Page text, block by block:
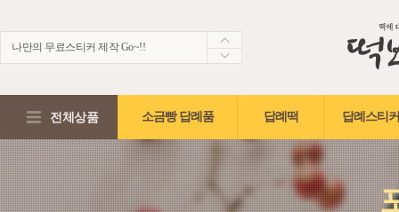
나만의 무료스티커 제작 Go~!!
적립금2,000원 + 5%적립혜택!!
전체상품 소금빵 답례품 답례떡 답례스티